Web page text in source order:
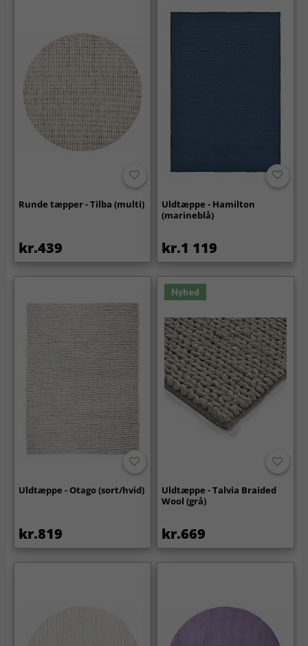
Runde tæpper - Tilba (multi)
kr.439
Uldtæppe - Hamilton
(marineblå)
kr.1 119
Uldtæppe - Otago (sort/hvid)
kr.819
Nyhed
Uldtæppe - Talvia Braided
Wool (grå)
kr.669